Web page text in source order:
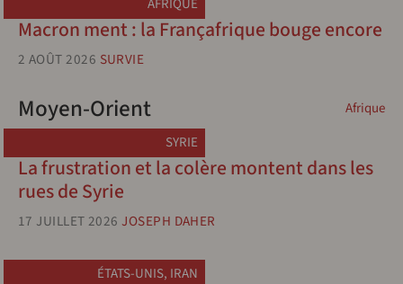
AFRIQUE
Macron ment : la Françafrique bouge encore
2 AOÛT 2026 SURVIE
Afrique
Moyen-Orient
SYRIE
La frustration et la colère montent dans les
rues de Syrie
17 JUILLET 2026 JOSEPH DAHER
ÉTATS-UNIS, IRAN